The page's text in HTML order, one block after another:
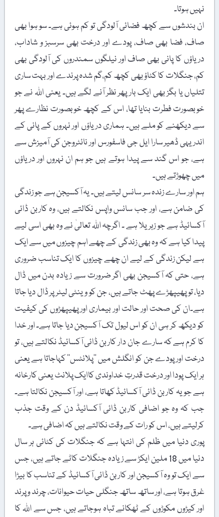
نہیں ہوتا۔
ان بندشوں سے کچھ فضائی آلودگی تو کم ہوئی ہے۔ سو ہوا بھی
صاف، فضا بھی صاف، پودے اور درخت بھی سرسبز و شاداب،
دریاؤں کا پانی بھی صاف اور نیلگوں سمندروں کی آلودگی بھی
کم، جنگلات کا کٹاؤ بھی کچھ کم،گم شدہ پرندے اور بہت ساری
تتلیاں یا بگز بھی ایک بار پھر نظر آنے لگے ہیں۔ یعنی اللہ نے جو
خوبصورت فطرت بنایا تھا، اس کے کچھ خوبصورت نظارے پھر
سے دیکھنے کو ملے ہیں۔ ہماری دریاؤں اور نہروں کے پانی کے
اندر یہی ڈھیر سارا ایل جی فاسفورس اور نائٹروجن کی آمیزش سے
ہے، جو اس گند سے پیدا ہوتے ہیں جو ہم ان نہروں اور دریاؤں
میں چھوڑتے ہیں۔
ہم اور سارے زندہ سر سانس لیتے ہیں۔ یہ آکسیجن ہے جو زندگی
کی ضامن ہے، اور جب سانس واپس نکالتے ہیں، وہ کاربن ڈائی
آکسائیڈ ہے جو زہریلا ہے ۔ اگرچہ اللہ تعالیٰ نے وہ بھی اسی لیے
پیدا کیا ہے کہ وہ بھی زندگی کے چھے اہم چیزوں میں سے ایک
ہے لیکن زندگی کے لیے ان چھے چیزوں کا ایک تناسب ضروری
ہے، حتی کہ آکسیجن بھی اگر ضرورت سے زیادہ بدن میں ڈال
دیا، تو پھیپھڑے پھٹ جاتے ہیں، جن کو وینٹی لیٹر پر ڈال دیا جاتا
ہے۔ان کی صحت اور حالت اور بیماری اور پھیپھڑوں کی کیفیت
کو دیکھ کر ہی ان کو اس لیول تک آکسیجن دیا جاتا ہے۔ اور خدا
کا کرم ہے کہ سارے جان دار کاربن ڈائی آکسائیڈ نکالتے ہیں، تو
درخت اور پودے جن کو انگلش میں ’’پلانٹس‘‘ کہاجاتا ہے یعنی
ہر ایک پودا اور درخت قدرتِ خداوندی کاایک پلانٹ یعنی کارخانہ
ہے جو یہ کاربن ڈائی آکسائیڈ کھاتا ہے، اور آکسیجن نکالتا ہے۔
جب کہ وہ جو اضافی کاربن ڈائی آکسائیڈ دن کے وقت جذب
کرلیتے ہیں، اس کو رات کے وقت نکالتے ہیں کہ اضافی ہے۔
پوری دنیا میں ظلم کی انتہا ہے کہ جنگلات کی کٹائی ہر سال
دنیا میں 18 ملین ایکڑ سے زیادہ جنگلات کاٹے جاتے ہیں، جس
سے ایک تو وہ آکسیجن اور کاربن ڈائی آکسائیڈ کے تناسب کا بیڑا
غرق ہوتا ہے، اور ساتھ ساتھ جنگلی حیات حیوانات، چرند و پرند
اور کیڑوں مکوڑوں کے ٹھکانے تباہ ہوجاتے ہیں، جس سے اللہ کا